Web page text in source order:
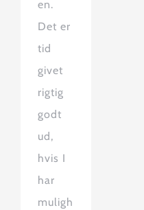
en.
Det er
tid
givet
rigtig
godt
ud,
hvis I
har
muligh